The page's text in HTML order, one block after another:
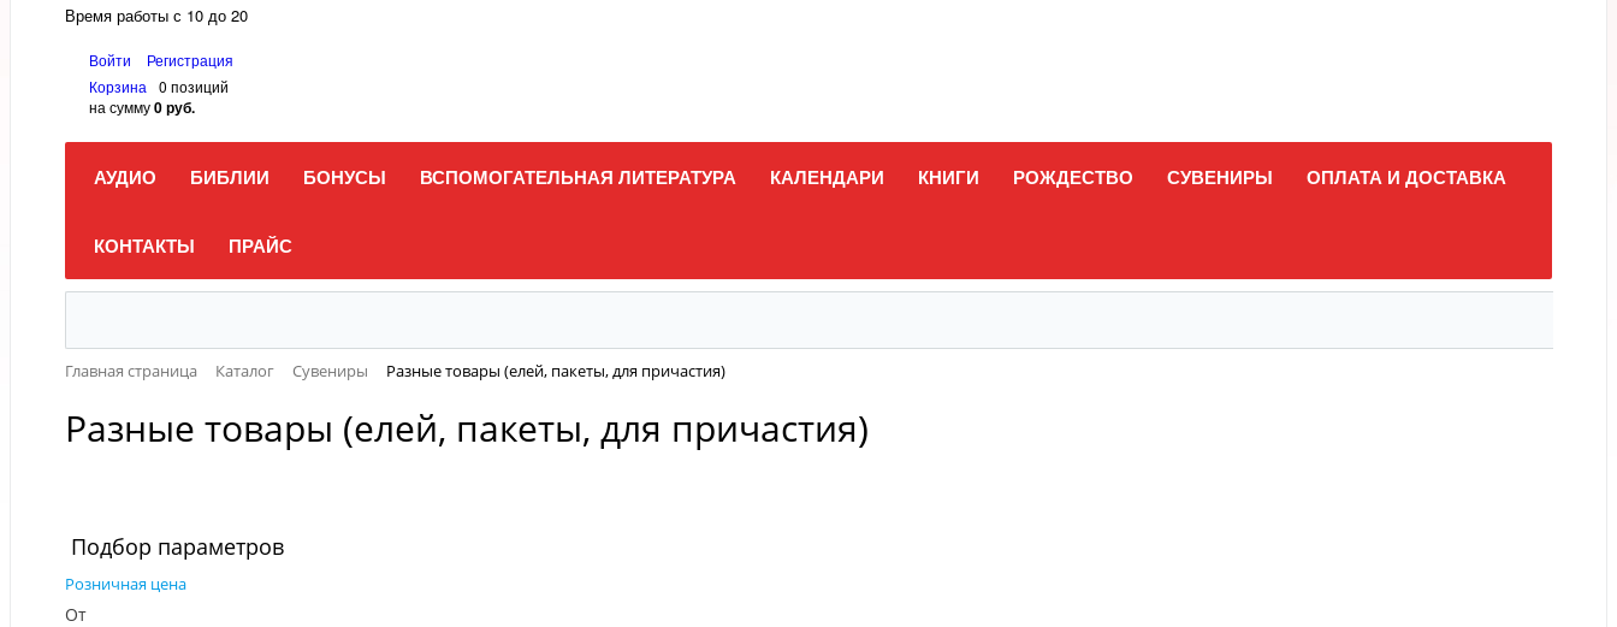
Время работы с 10 до 20
Войти
Регистрация
Корзина
0 позиций
на сумму0 руб.
АУДИО БИБЛИИ БОНУСЫ ВСПОМОГАТЕЛЬНАЯ ЛИТЕРАТУРА КАЛЕНДАРИ КНИГИ РОЖДЕСТВО СУВЕНИРЫ ОПЛАТА И ДОСТАВКА
КОНТАКТЫ ПРАЙС
Главная страница Каталог Сувениры Разные товары (елей, пакеты, для причастия)
Разные товары (елей, пакеты, для причастия)
Подбор параметров
Розничная цена
От